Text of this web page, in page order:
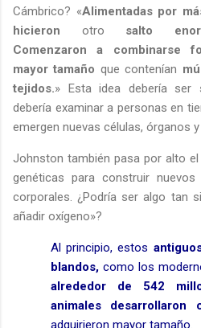
Cámbrico? «Alimentadas por
hicieron otro salto
Comenzaron a combinarse
mayor tamaño que contenían
tejidos.» Esta idea debería ser
debería examinar a personas en
emergen nuevas células, órganos y
Johnston también pasa por alto
genéticas para construir
corporales. ¿Podría ser algo tan
añadir oxígeno»?
Al principio, estos
blandos, como los
alrededor de 542
animales desarrollaron
adquirieron mayor tamaño.